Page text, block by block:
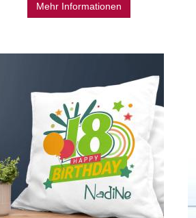
Mehr Informationen